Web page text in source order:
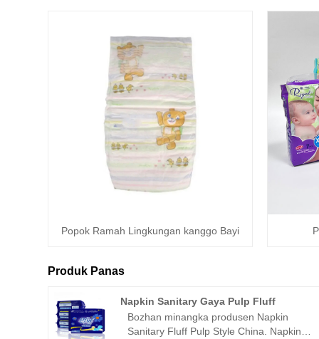
Popok Ramah Lingkungan kanggo Bayi
Produk Panas
Napkin Sanitary Gaya Pulp Fluff
Bozhan minangka produsen Napkin
Sanitary Fluff Pulp Style China. Napkin